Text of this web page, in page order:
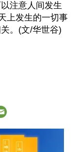
注意人间发生
上发生的一切事
。(文/华世谷)